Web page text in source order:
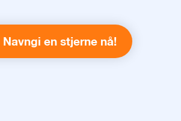
Navngi en stjerne nå!